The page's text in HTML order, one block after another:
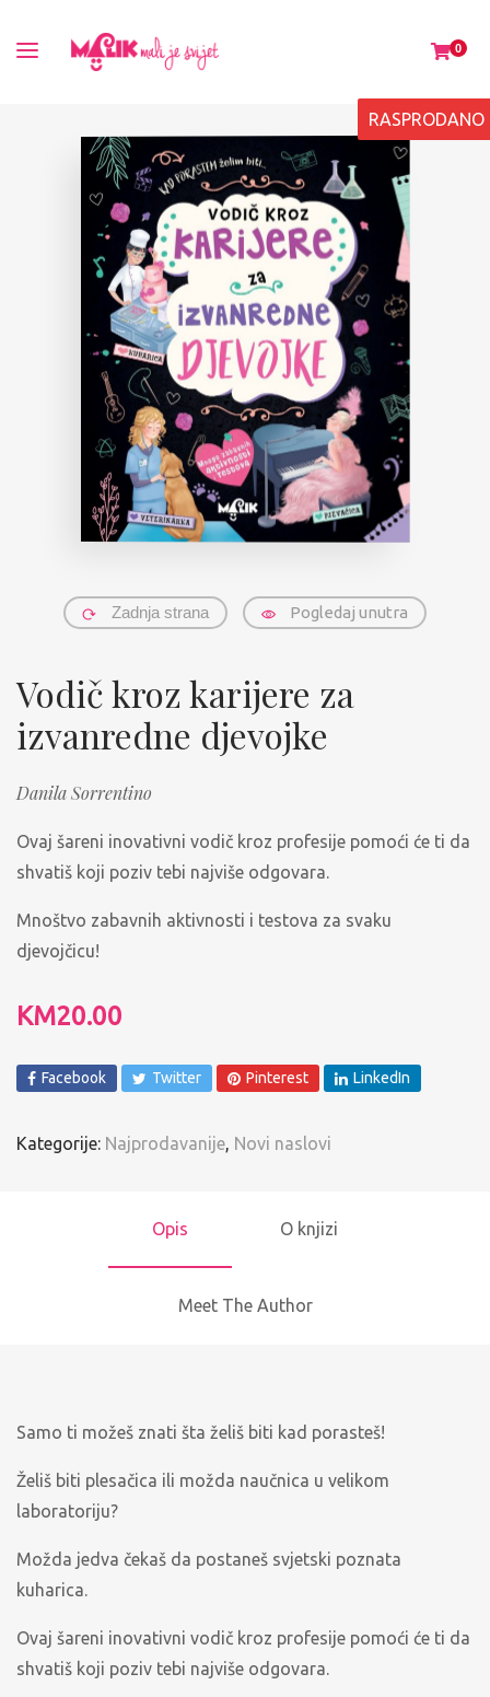
0
Zadnja strana Pogledaj unutra
RASPRODANO
Vodič kroz karijere za
izvanredne djevojke
Danila Sorrentino
Ovaj šareni inovativni vodič kroz profesije pomoći će ti da
shvatiš koji poziv tebi najviše odgovara.
Mnoštvo zabavnih aktivnosti i testova za svaku
djevojčicu!
KM20.00
Facebook Twitter Pinterest LinkedIn
Kategorije: Najprodavanije, Novi naslovi
Opis O knjizi
Meet The Author
Samo ti možeš znati šta želiš biti kad porasteš!
Želiš biti plesačica ili možda naučnica u velikom
laboratoriju?
Možda jedva čekaš da postaneš svjetski poznata
kuharica.
Ovaj šareni inovativni vodič kroz profesije pomoći će ti da
shvatiš koji poziv tebi najviše odgovara.